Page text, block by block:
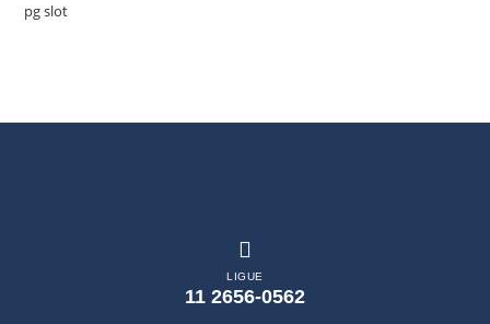
pg slot
LIGUE
11 2656-0562